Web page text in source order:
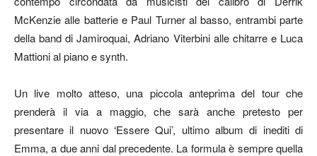
McKenzie alle batterie e Paul Turner al basso, entrambi parte
della band di Jamiroquai, Adriano Viterbini alle chitarre e Luca
Mattioni al piano e synth.
Un live molto atteso, una piccola anteprima del tour che
prenderà il via a maggio, che sarà anche pretesto per
presentare il nuovo ‘Essere Qui’, ultimo album di inediti di
Emma, a due anni dal precedente. La formula è sempre quella